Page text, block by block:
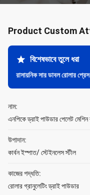
Product Custom
বিশেষভাবে তুলে ধরা
রাসায়নিক সার ডাবল রোলার
নাম:
এনপিকে ড্রাই পাউডার পেলেট
উপাদান:
কার্বন ইস্পাত/ স্টেইনলেস স্টীল
কাজের পদ্ধতি:
রোলার গ্রানুলেটিং ড্রাই পাউডার